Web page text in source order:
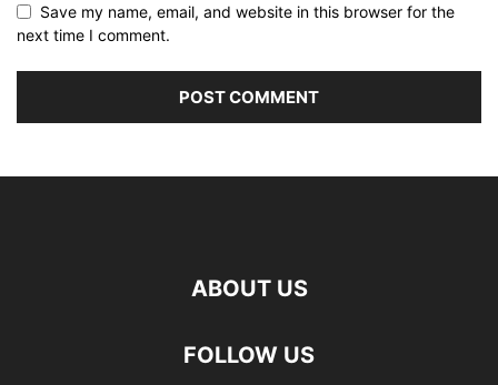
Save my name, email, and website in this browser for the
next time I comment.
ABOUT US
FOLLOW US